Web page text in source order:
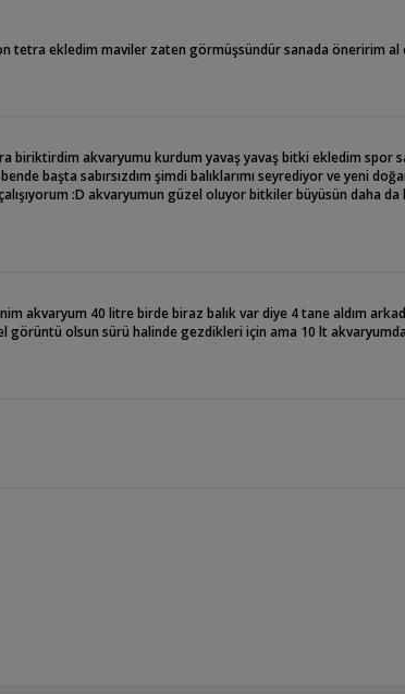
tetra ekledim maviler zaten görmüşsündür sanada öneririm al
biriktirdim akvaryumu kurdum yavaş yavaş bitki ekledim spor
başta sabırsızdım şimdi balıklarımı seyrediyor ve yeni
:D akvaryumun güzel oluyor bitkiler büyüsün daha
akvaryum 40 litre birde biraz balık var diye 4 tane aldım
görüntü olsun sürü halinde gezdikleri için ama 10 lt akvaryumda